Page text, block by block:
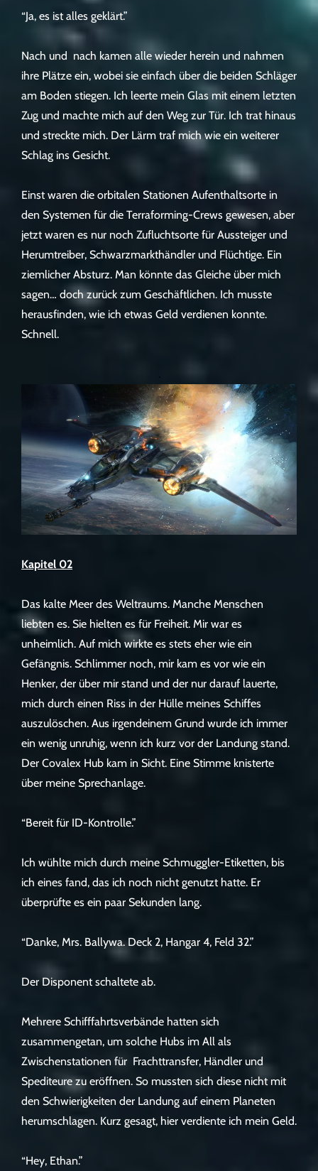
“Ja, es ist alles geklärt.”
Nach und nach kamen alle wieder herein und nahmen
ihre Plätze ein, wobei sie einfach über die beiden Schläger
am Boden stiegen. Ich leerte mein Glas mit einem letzten
Zug und machte mich auf den Weg zur Tür. Ich trat hinaus
und streckte mich. Der Lärm traf mich wie ein weiterer
Schlag ins Gesicht.
Einst waren die orbitalen Stationen Aufenthaltsorte in
den Systemen für die Terraforming-Crews gewesen, aber
jetzt waren es nur noch Zufluchtsorte für Aussteiger und
Herumtreiber, Schwarzmarkthändler und Flüchtige. Ein
ziemlicher Absturz. Man könnte das Gleiche über mich
sagen… doch zurück zum Geschäftlichen. Ich musste
herausfinden, wie ich etwas Geld verdienen konnte.
Schnell.
.
Kapitel 02
Das kalte Meer des Weltraums. Manche Menschen
liebten es. Sie hielten es für Freiheit. Mir war es
unheimlich. Auf mich wirkte es stets eher wie ein
Gefängnis. Schlimmer noch, mir kam es vor wie ein
Henker, der über mir stand und der nur darauf lauerte,
mich durch einen Riss in der Hülle meines Schiffes
auszulöschen. Aus irgendeinem Grund wurde ich immer
ein wenig unruhig, wenn ich kurz vor der Landung stand.
Der Covalex Hub kam in Sicht. Eine Stimme knisterte
über meine Sprechanlage.
“Bereit für ID-Kontrolle.”
Ich wühlte mich durch meine Schmuggler-Etiketten, bis
ich eines fand, das ich noch nicht genutzt hatte. Er
überprüfte es ein paar Sekunden lang.
“Danke, Mrs. Ballywa. Deck 2, Hangar 4, Feld 32.”
Der Disponent schaltete ab.
Mehrere Schifffahrtsverbände hatten sich
zusammengetan, um solche Hubs im All als
Zwischenstationen für Frachttransfer, Händler und
Spediteure zu eröffnen. So mussten sich diese nicht mit
den Schwierigkeiten der Landung auf einem Planeten
herumschlagen. Kurz gesagt, hier verdiente ich mein Geld.
“Hey, Ethan.”